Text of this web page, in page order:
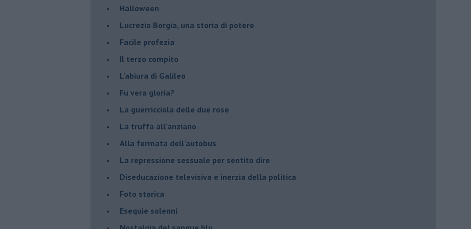
Halloween
​Lucrezia Borgia, una storia di potere
Facile profezia
Il terzo compito
L'abiura di Galileo
Fu vera gloria?
La guerricciola delle due rose
La truffa all'anziano
Alla fermata dell'autobus
La repressione sessuale per sentito dire
Diseducazione televisiva e inerzia della politica
Foto storica
Esequie solenni